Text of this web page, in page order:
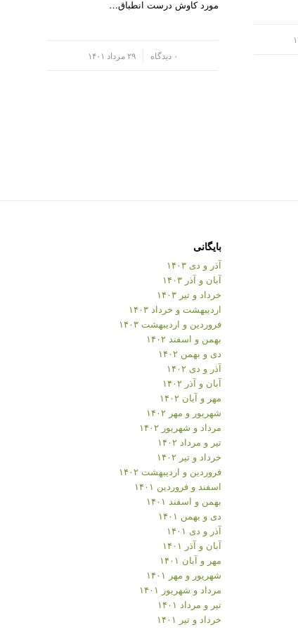
مورد کاوش درست انطباق…
۰ دیدگاه ۲۹ مرداد ۱۴۰۱
بایگانی
آذر و دی ۱۴۰۳
آبان و آذر ۱۴۰۳
خرداد و تیر ۱۴۰۳
اردیبهشت و خرداد ۱۴۰۳
فروردین و اردیبهشت ۱۴۰۳
بهمن و اسفند ۱۴۰۲
دی و بهمن ۱۴۰۲
آذر و دی ۱۴۰۲
آبان و آذر ۱۴۰۲
مهر و آبان ۱۴۰۲
شهریور و مهر ۱۴۰۲
مرداد و شهریور ۱۴۰۲
تیر و مرداد ۱۴۰۲
خرداد و تیر ۱۴۰۲
فروردین و اردیبهشت ۱۴۰۲
اسفند و فروردین ۱۴۰۱
بهمن و اسفند ۱۴۰۱
دی و بهمن ۱۴۰۱
آذر و دی ۱۴۰۱
آبان و آذر ۱۴۰۱
مهر و آبان ۱۴۰۱
شهریور و مهر ۱۴۰۱
مرداد و شهریور ۱۴۰۱
تیر و مرداد ۱۴۰۱
خرداد و تیر ۱۴۰۱